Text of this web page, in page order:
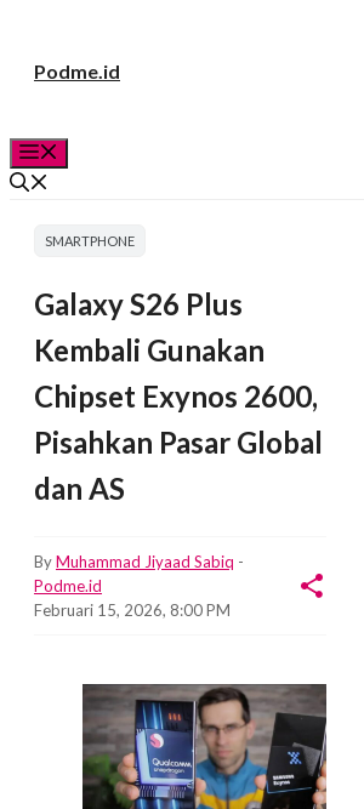
Podme.id
SMARTPHONE
Galaxy S26 Plus
Kembali Gunakan
Chipset Exynos 2600,
Pisahkan Pasar Global
dan AS
ByMuhammad Jiyaad Sabiq -
Podme.id
Februari 15, 2026, 8:00 PM